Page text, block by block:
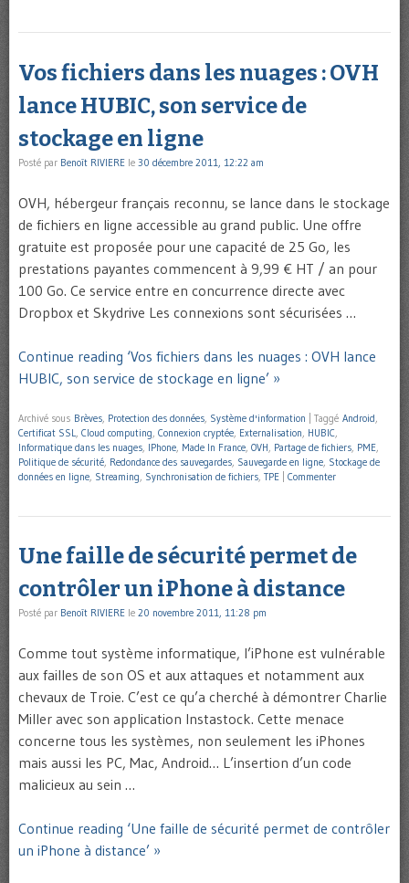
Vos fichiers dans les nuages : OVH
lance HUBIC, son service de
stockage en ligne
Posté par Benoît RIVIERE le 30 décembre 2011, 12:22 am
OVH, hébergeur français reconnu, se lance dans le stockage
de fichiers en ligne accessible au grand public. Une offre
gratuite est proposée pour une capacité de 25 Go, les
prestations payantes commencent à 9,99 € HT / an pour
100 Go. Ce service entre en concurrence directe avec
Dropbox et Skydrive Les connexions sont sécurisées …
Continue reading ‘Vos fichiers dans les nuages : OVH lance
HUBIC, son service de stockage en ligne’ »
Archivé sous Brèves Protection des données Système d'information Taggé Android
Certificat SSL
Cloud computing Connexion cryptée Externalisation HUBIC
Informatique dans les nuages IPhone Made In France OVH Partage de fichiers PME
Politique de sécurité Redondance des sauvegardes Sauvegarde en ligne Stockage de
données en ligne Streaming Synchronisation de fichiers TPE Commenter
Une faille de sécurité permet de
contrôler un iPhone à distance
Posté par Benoît RIVIERE le 20 novembre 2011, 11:28 pm
Comme tout système informatique, l’iPhone est vulnérable
aux failles de son OS et aux attaques et notamment aux
chevaux de Troie. C’est ce qu’a cherché à démontrer Charlie
Miller avec son application Instastock. Cette menace
concerne tous les systèmes, non seulement les iPhones
mais aussi les PC, Mac, Android… L’insertion d’un code
malicieux au sein …
Continue reading ‘Une faille de sécurité permet de contrôler
un iPhone à distance’ »